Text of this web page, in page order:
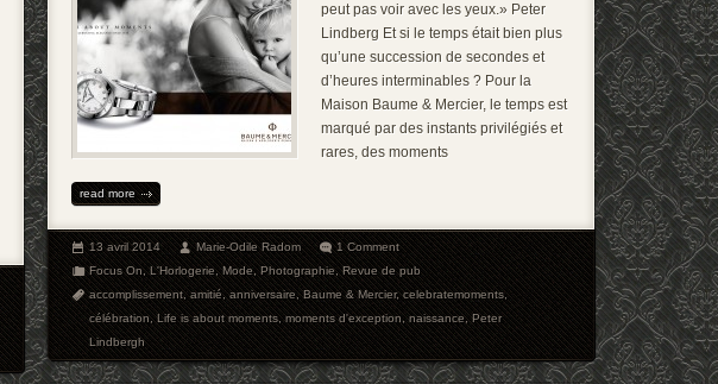
peut pas voir avec les yeux.» Peter
Lindberg Et si le temps était bien plus
qu’une succession de secondes et
d’heures interminables ? Pour la
Maison Baume & Mercier, le temps est
marqué par des instants privilégiés et
rares, des moments
read more
13 avril 2014 Marie-Odile Radom
1 Comment
Focus On,L'Horlogerie,Mode,Photographie,Revue de pub
accomplissement,amitié,anniversaire,Baume & Mercier,celebratemoments,
célébration,Life is about moments,moments d'exception,naissance,Peter
Lindbergh